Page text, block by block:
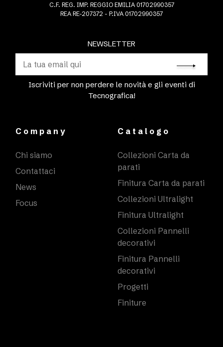
NEWSLETTER
Iscriviti per non perdere le novità e gli eventi di
Tecnografica!
C.F. REG. IMP. REGGIO EMILIA 01702990357
REA RE-207372 - P.IVA 01702990357
Company
Chi siamo
Contattaci
News
Focus
Catalogo
Collezioni Carta da
parati
Finitura Carta da parati
Collezioni Ultralight
Finitura Ultralight
Collezioni Pannelli
decorativi
Finitura Pannelli
decorativi
Progetti
Finiture